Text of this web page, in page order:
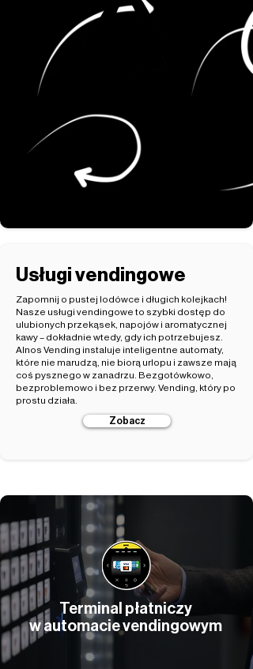
Usługi vendingowe
Zapomnij o pustej lodówce i długich kolejkach!
Nasze usługi vendingowe to szybki dostęp do
ulubionych przekąsek, napojów i aromatycznej
kawy – dokładnie wtedy, gdy ich potrzebujesz.
Alnos Vending instaluje inteligentne automaty,
które nie marudzą, nie biorą urlopu i zawsze mają
coś pysznego w zanadrzu. Bezgotówkowo,
bezproblemowo i bez przerwy. Vending, który po
prostu działa.
Zobacz
Terminal płatniczy
w automacie vendingowym